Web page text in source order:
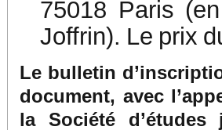
75018 Paris (en
Joffrin). Le prix
Le bulletin
document, avec
la Société d’études